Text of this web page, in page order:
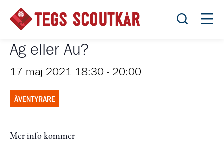
Öppna
Ag eller Au?
17 maj 2021 18:30 - 20:00
ÄVENTYRARE
Mer info kommer